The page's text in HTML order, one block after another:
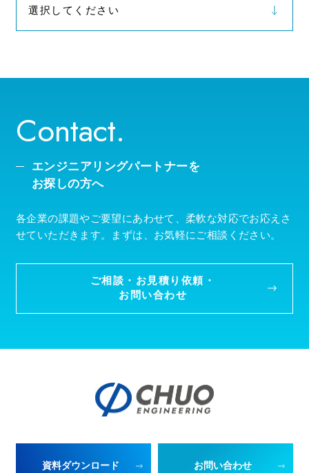
選択してください
Contact.
エンジニアリングパートナーを
お探しの方へ
各企業の課題やご要望にあわせて、柔軟な対応でお応えさ
せていただきます。まずは、お気軽にご相談ください。
ご相談・お見積り依頼・
お問い合わせ
資料ダウンロード お問い合わせ